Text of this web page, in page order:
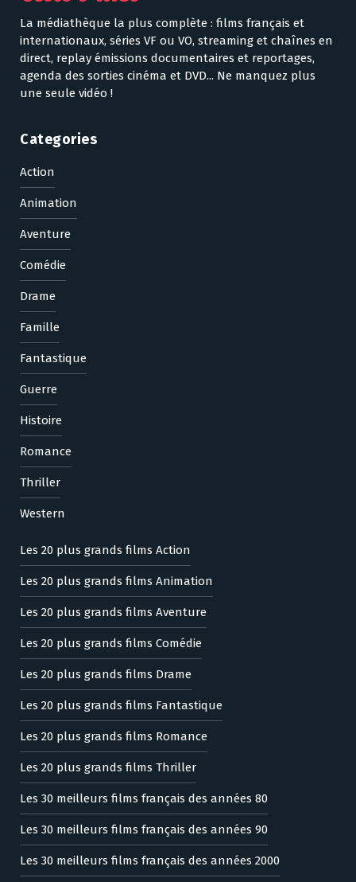
La médiathèque la plus complète : films français et
internationaux, séries VF ou VO, streaming et chaînes en
direct, replay émissions documentaires et reportages,
agenda des sorties cinéma et DVD... Ne manquez plus
une seule vidéo !
Categories
Action
Animation
Aventure
Comédie
Drame
Famille
Fantastique
Guerre
Histoire
Romance
Thriller
Western
Les 20 plus grands films Action
Les 20 plus grands films Animation
Les 20 plus grands films Aventure
Les 20 plus grands films Comédie
Les 20 plus grands films Drame
Les 20 plus grands films Fantastique
Les 20 plus grands films Romance
Les 20 plus grands films Thriller
Les 30 meilleurs films français des années 80
Les 30 meilleurs films français des années 90
Les 30 meilleurs films français des années 2000